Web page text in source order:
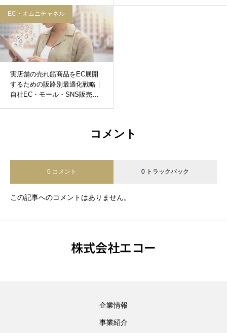
EC・オムニチャネル
実店舗の売れ筋商品をEC展開
するための販路別最適化戦略｜
自社EC・モール・SNS販売の
コメント
0 コメント 0 トラックバック
この記事へのコメントはありません。
株式会社エコー
企業情報
事業紹介